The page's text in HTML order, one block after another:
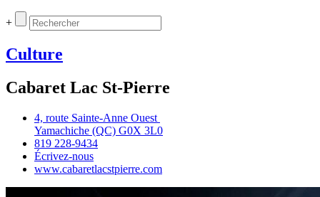
+
Culture
Cabaret Lac St-Pierre
4, route Sainte‑Anne Ouest
Yamachiche (QC) G0X 3L0
819 228‑9434
Écrivez‑nous
www.cabaretlacstpierre.com